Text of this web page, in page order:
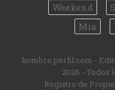
Weekend
Mía
hombre.perfil.com -
2026 - Todos
Registro de